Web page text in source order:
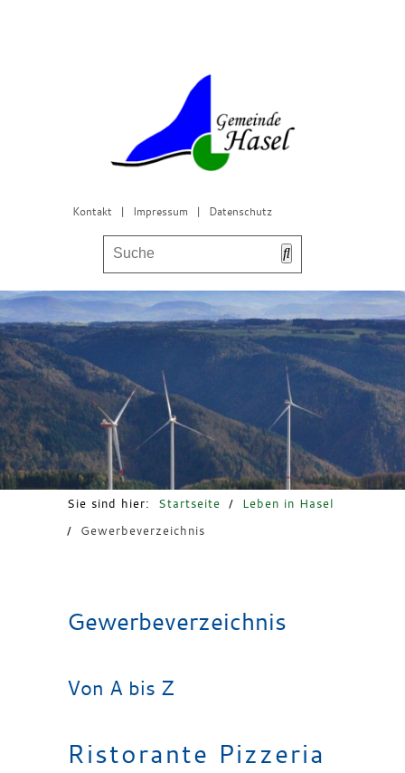
Kontakt | Impressum | Datenschutz
Bürgerservice & Gemeinderat
Leben in Hasel
Freizeit & Tourismus
Sie sind hier: Startseite /
Leben in Hasel
/
Gewerbeverzeichnis
Gewerbeverzeichnis
Von A bis Z
Ristorante Pizzeria